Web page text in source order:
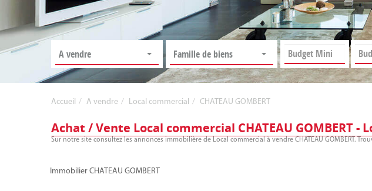
A vendre Famille de biens
Accueil A vendre Local commercial CHATEAU GOMBERT
Achat / Vente Local commercial CHATEAU GOMBERT -
Sur notre site consultez les annonces immobilière de Local commercial à vendre CHATEAU GOMBERT.
Immobilier CHATEAU GOMBERT